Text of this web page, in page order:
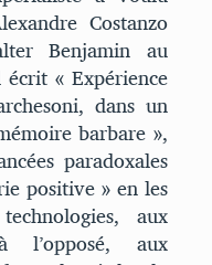
Costanzo
Benjamin au
« Expérience
dans un
barbare »,
paradoxales
positive » en les
aux
l’opposé, aux